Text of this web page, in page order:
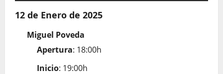
12 de Enero de 2025
Miguel Poveda
Apertura: 18:00h
Inicio: 19:00h